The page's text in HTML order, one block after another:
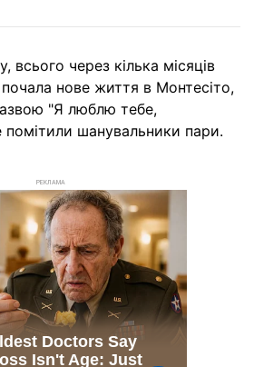
всього через кілька місяців
почала нове життя в Монтесіто,
"Я люблю тебе,
помітили шанувальники пари.
РЕКЛАМА